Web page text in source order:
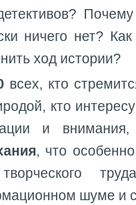
ничего нет?
ход истории?
всех, кто
кто
и
, что
шуме и